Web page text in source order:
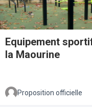
Equipement
la Maourine
Proposition officielle